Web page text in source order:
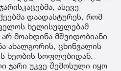
ასევე
დაადასტურეს, რომ
ხელისუფლებამ
მოახდინა მშვიდობიანი
ახალგორის, ცხინვალის
ხეობის სოფლებიდან.
ჯარი უკვე შემოსული იყო